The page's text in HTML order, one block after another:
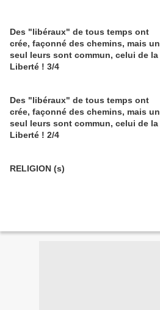
Des "libéraux" de tous temps ont
crée, façonné des chemins, mais un
seul leurs sont commun, celui de la
Liberté ! 3/4
Des "libéraux" de tous temps ont
crée, façonné des chemins, mais un
seul leurs sont commun, celui de la
Liberté ! 2/4
RELIGION (s)